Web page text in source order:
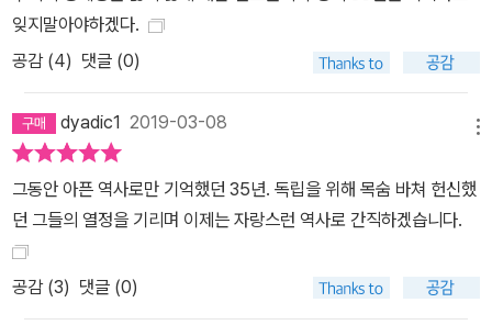
잊지말아야하겠다.
공감 (4) 댓글 (0)
dyadic1 2019-03-08
그동안 아픈 역사로만 기억했던 35년. 독립을 위해 목숨 바쳐 헌신했
던 그들의 열정을 기리며 이제는 자랑스런 역사로 간직하겠습니다.
공감 (3) 댓글 (0)